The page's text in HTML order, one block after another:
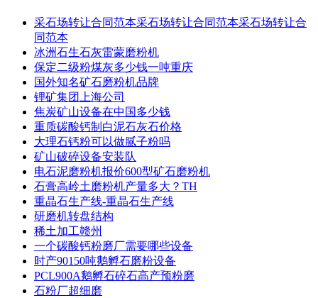
采石场转让合同范本采石场转让合同范本采石场转让合
同范本
冰洲石生石灰雷蒙磨粉机
保定二级粉煤灰多少钱一吨重庆
国外知名矿石磨粉机品牌
锂矿集团上海公司
焦炭矿山设备在中国多少钱
重质碳酸钙制白泥石灰石价格
大理石钙粉可以做腻子粉吗
矿山破碎设备安装队
电石泥磨粉机报价600型矿石磨粉机
石膏高岭土磨粉机产量多大？TH
重晶石生产线-重晶石生产线
研磨机转盘结构
稀土加工赣州
一个碳酸钙粉磨厂需要哪些设备
时产90150吨鹅孵石磨粉设备
PCL900A鹅孵石碎石高产预粉磨
石粉厂超细磨